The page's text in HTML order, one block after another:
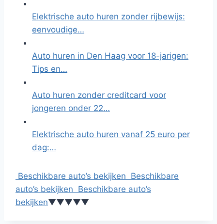
Elektrische auto huren zonder rijbewijs:
eenvoudige…
Auto huren in Den Haag voor 18-jarigen:
Tips en…
Auto huren zonder creditcard voor
jongeren onder 22…
Elektrische auto huren vanaf 25 euro per
dag:…
Beschikbare auto’s bekijken Beschikbare
auto’s bekijken Beschikbare auto’s
bekijken▼▼▼▼▼